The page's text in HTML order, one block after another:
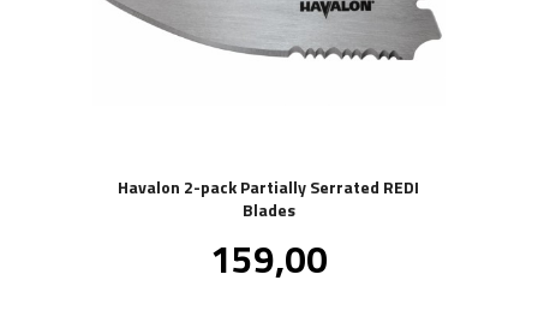
Havalon 2-pack Partially Serrated REDI
Blades
Pris
159,00